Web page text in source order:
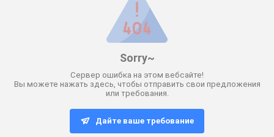
Sorry~
Сервер ошибка на этом вебсайте!
Вы можете нажать здесь, чтобы отправить свои предложения
или требования.
Дайте ваше требование